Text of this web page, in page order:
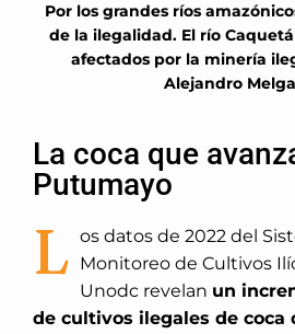
Por los grandes ríos
de la ilegalidad. El río
afectados por la minería
Alejandro
La coca que
Putumayo
L os datos de 2022 del
Monitoreo de Cultivos
Unodc revelan un
de cultivos ilegales de coca